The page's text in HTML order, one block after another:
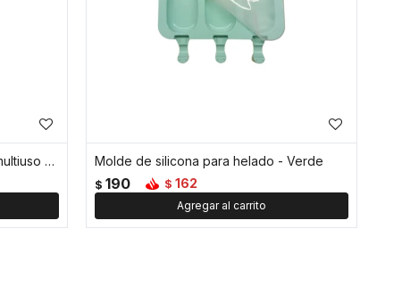
Cortador eléctrico de verduras multiuso - Verde Molde de silicona para helado - Verde
$ 190 $ 162